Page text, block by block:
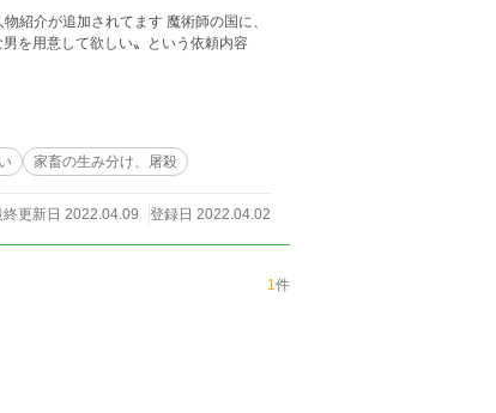
されてます 魔術師の国に、
を用意して欲しい〟という依頼内容
家畜の生み分け、屠殺
終更新日 2022.04.09 登録日 2022.04.02
1件